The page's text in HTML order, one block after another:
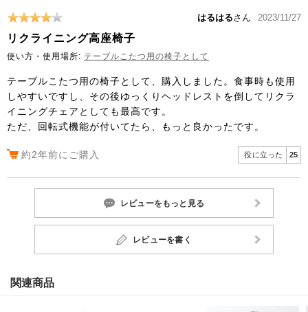
はるはるさん 2023/11/27
リクライニング高座椅子
使い方・使用場所: テーブルこたつ用の椅子として
テーブルこたつ用の椅子として、購入しました。食事時も使用
しやすいですし、その後ゆっくりヘッドレストを倒してリクラ
イニングチェアとしても最高です。
ただ、回転式機能が付いてたら、もっと良かったです。
約2年前にご購入 役に立った 25
レビューをもっと見る
レビューを書く
関連商品